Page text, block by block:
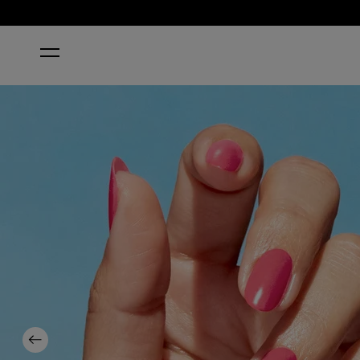
Previous